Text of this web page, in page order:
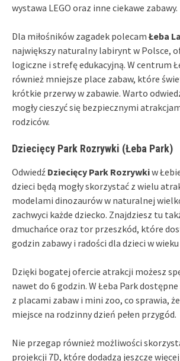
wystawa LEGO oraz inne ciekawe zabawy.
Dla miłośników zagadek polecam Łeba
największy naturalny labirynt w Polsce,
logiczne i strefę edukacyjną. W centrum
również mniejsze place zabaw, które
krótkie przerwy w zabawie. Warto
mogły cieszyć się bezpiecznymi
rodziców.
Dziecięcy Park Rozrywki (Łeba Park)
Odwiedź Dziecięcy Park Rozrywkiw
dzieci będą mogły skorzystać z wielu
modelami dinozaurów w naturalnej
zachwyci każde dziecko. Znajdziesz tu
dmuchańce oraz tor przeszkód, które
godzin zabawy i radości dla dzieci w
Dzięki bogatej ofercie atrakcji możesz
nawet do 6 godzin. W Łeba Park
z placami zabaw i mini zoo, co sprawia,
miejsce na rodzinny dzień pełen przygód.
Nie przegap również możliwości
projekcji 7D, które dodadzą jeszcze